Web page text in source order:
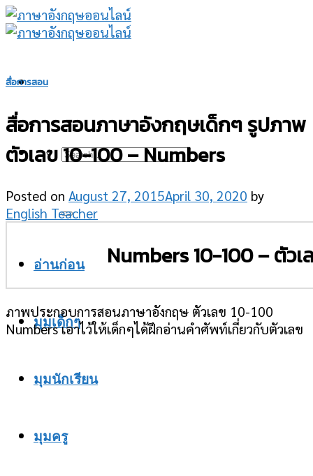
Skip
to
อ่านก่อน
มุมเด็กๆ
มุมนักเรียน
มุมครู
สื่อการสอน
สื่อการสอนภาษาอังกฤษเด็กๆ รูปภาพ
ตัวเลข 10-100 – Numbers
Posted on August 27, 2015April 30, 2020 by
English Teacher
Numbers 10-100 – ตัวเ
ภาพประกอบการสอนภาษาอังกฤษ ตัวเลข 10-100
Numbers เอาไว้ให้เด็กๆได้ฝึกอ่านคำศัพท์เกี่ยวกับตัวเลข